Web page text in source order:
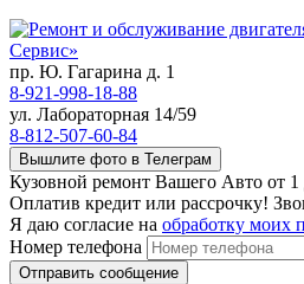
пр. Ю. Гагарина д. 1
8-921-998-18-88
ул. Лабораторная 14/59
8-812-507-60-84
Вышлите фото в Телеграм
Кузовной ремонт Вашего Авто от 1
Оплатив кредит или рассрочку!
Я даю согласие на обработку моих
Номер телефона